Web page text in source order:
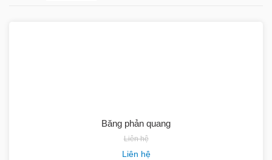
Băng phản quang
Liên hệ
Liên hệ